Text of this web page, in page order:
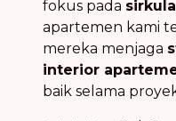
fokus pada
apartemen kami
mereka menjaga
interior
baik selama